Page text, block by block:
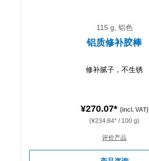
115 g, 铝色
铝质修补胶棒
修补腻子，不生锈
¥270.07* (incl. VAT)
(¥234.84* / 100 g)
评价产品